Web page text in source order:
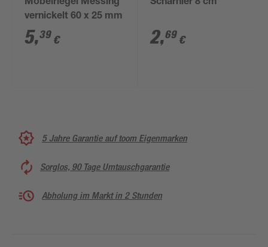
Möbelriegel Messing
vernickelt 60 x 25 mm
5,39 €
Scharnier 8 cm
2,69 €
5 Jahre Garantie auf toom Eigenmarken
Sorglos, 90 Tage Umtauschgarantie
Abholung im Markt in 2 Stunden